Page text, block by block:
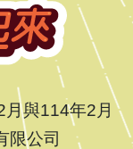
與114年2月
限公司